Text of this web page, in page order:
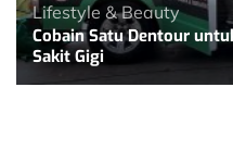
Lifestyle & Beauty
Cobain Satu Dentour
Sakit Gigi